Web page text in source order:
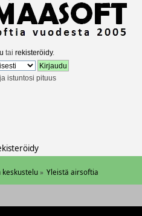
tai rekisteröidy.
istuntosi pituus
keskustelu» Yleistä airsoftia